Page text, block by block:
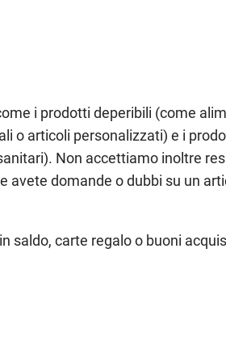
i prodotti deperibili (come
o articoli personalizzati) e i
Non accettiamo inoltre
avete domande o dubbi su un
saldo, carte regalo o buoni